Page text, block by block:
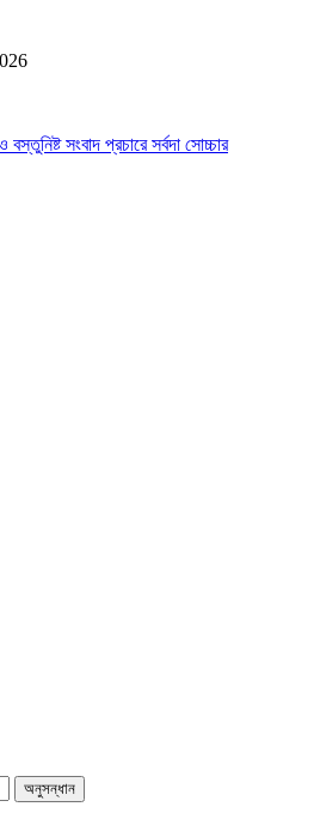
সংবাদ প্রচারে সর্বদা সোচ্চার